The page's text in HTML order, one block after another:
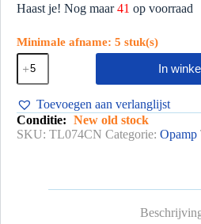
Haast je! Nog maar41 op voorraad
Minimale afname: 5 stuk(s)
In
Toevoegen aan verlanglijst
Conditie: New old stock
SKU: TL074CN Categorie: Opamp